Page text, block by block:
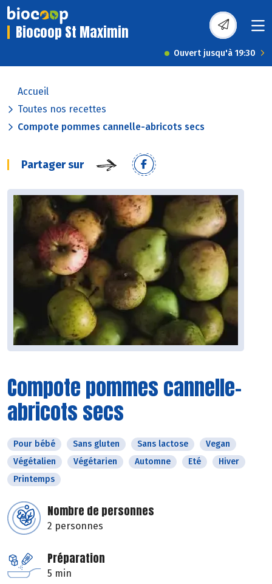
Biocoop St Maximin
Ouvert jusqu'à 19:30
Accueil
Toutes nos recettes
Compote pommes cannelle-abricots secs
Partager sur
Compote pommes cannelle-
abricots secs
Pour bébé Sans gluten Sans lactose
Vegan
Végétalien
Végétarien Automne Eté
Hiver
Printemps
Nombre de personnes
2 personnes
Préparation
5 min